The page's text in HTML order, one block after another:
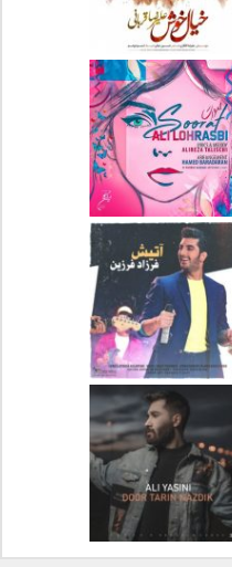
دانلود آهنگ جدید علیرضا
قربانی بنام خیال خوش
دانلود آهنگ جدید علی
لهراسبی بنام صورت
دانلود آهنگ جدید فرزاد
فرزین بنام آتیش